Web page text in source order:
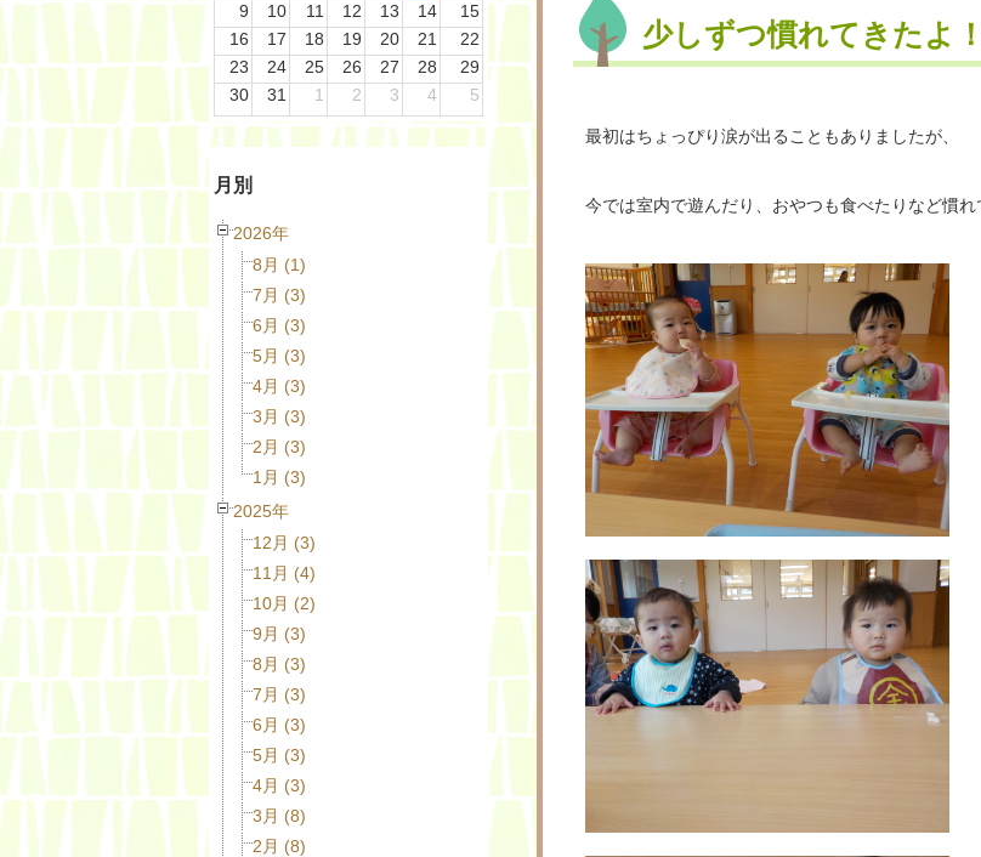
9 10 11 12 13 14
15
16
17 18 19 20 21
22
23
24 25 26 27 28
29
30
31 1 2 3 4 5
月別
2026年
8月 (1)
7月 (3)
6月 (3)
5月 (3)
4月 (3)
3月 (3)
2月 (3)
1月 (3)
2025年
12月 (3)
11月 (4)
10月 (2)
9月 (3)
8月 (3)
7月 (3)
6月 (3)
5月 (3)
4月 (3)
3月 (8)
2月 (8)
少しずつ慣れてきたよ
最初はちょっぴり涙が出ることもありましたが、
今では室内で遊んだり、おやつも食べたりなど慣